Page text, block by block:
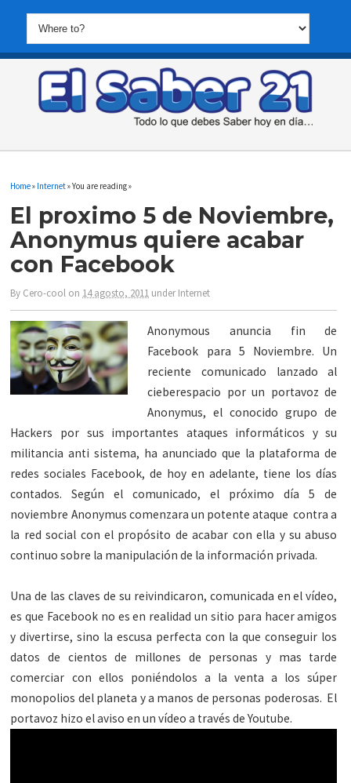
Home» Internet» You are reading »
El proximo 5 de Noviembre,
Anonymus quiere acabar
con Facebook
By Cero-cool on 14 agosto, 2011 underInternet
Anonymous anuncia fin de
Facebook para 5 Noviembre. Un
reciente comunicado lanzado al
cieberespacio por un portavoz de
Anonymus, el conocido grupo de
Hackers por sus importantes ataques informáticos y su
militancia anti sistema, ha anunciado que la plataforma de
redes sociales Facebook, de hoy en adelante, tiene los días
contados. Según el comunicado, el próximo día 5 de
noviembre Anonymus comenzara un potente ataque contra a
la red social con el propósito de acabar con ella y su abuso
continuo sobre la manipulación de la información privada.
Una de las claves de su reivindicaron, comunicada en el vídeo,
es que Facebook no es en realidad un sitio para hacer amigos
y divertirse, sino la escusa perfecta con la que conseguir los
datos de cientos de millones de personas y mas tarde
comerciar con ellos poniéndolos a la venta a los súper
monopolios del planeta y a manos de personas poderosas. El
portavoz hizo el aviso en un vídeo a través de Youtube.